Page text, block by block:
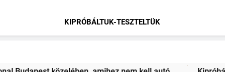
KIPRÓBÁLTUK-TESZTELTÜK